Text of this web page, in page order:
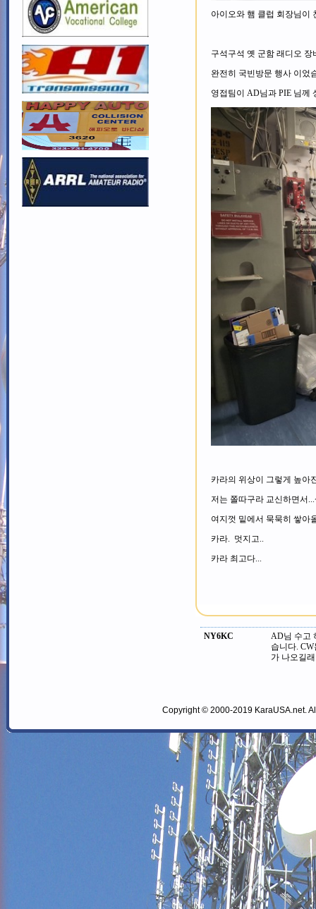
아이오와 햄 클럽 회장님이
구석구석 옛 군함 래디오 장
완전히 국빈방문 행사 이었
영접팀이 AD님과 PIE 님께
카라의 위상이 그렇게 높아
저는 쫄따구라 교신하면서
여지껏 밑에서 묵묵히 쌓아
카라. 멋지고..
카라 최고다...
NY6KC
AD님 수고
습니다.
가 나오길
Copyright © 2000-2019 KaraUSA.net.